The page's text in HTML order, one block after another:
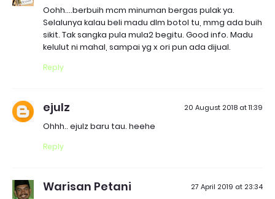
Oohh....berbuih mcm minuman bergas pulak ya.
Selalunya kalau beli madu dlm botol tu, mmg ada buih
sikit. Tak sangka pula mula2 begitu. Good info. Madu
kelulut ni mahal, sampai yg x ori pun ada dijual.
Reply
ejulz 20 August 2018 at 11:39
Ohhh.. ejulz baru tau. heehe
Reply
Warisan Petani 27 April 2019 at 23:34